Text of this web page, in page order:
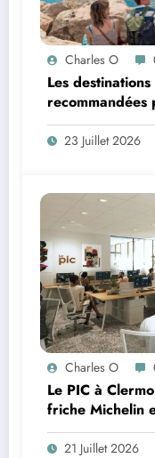
Charles O
Les
recommandées
23 Juillet 2026
Charles O
Le PIC à
friche Michelin
coworking de
21 Juillet 2026